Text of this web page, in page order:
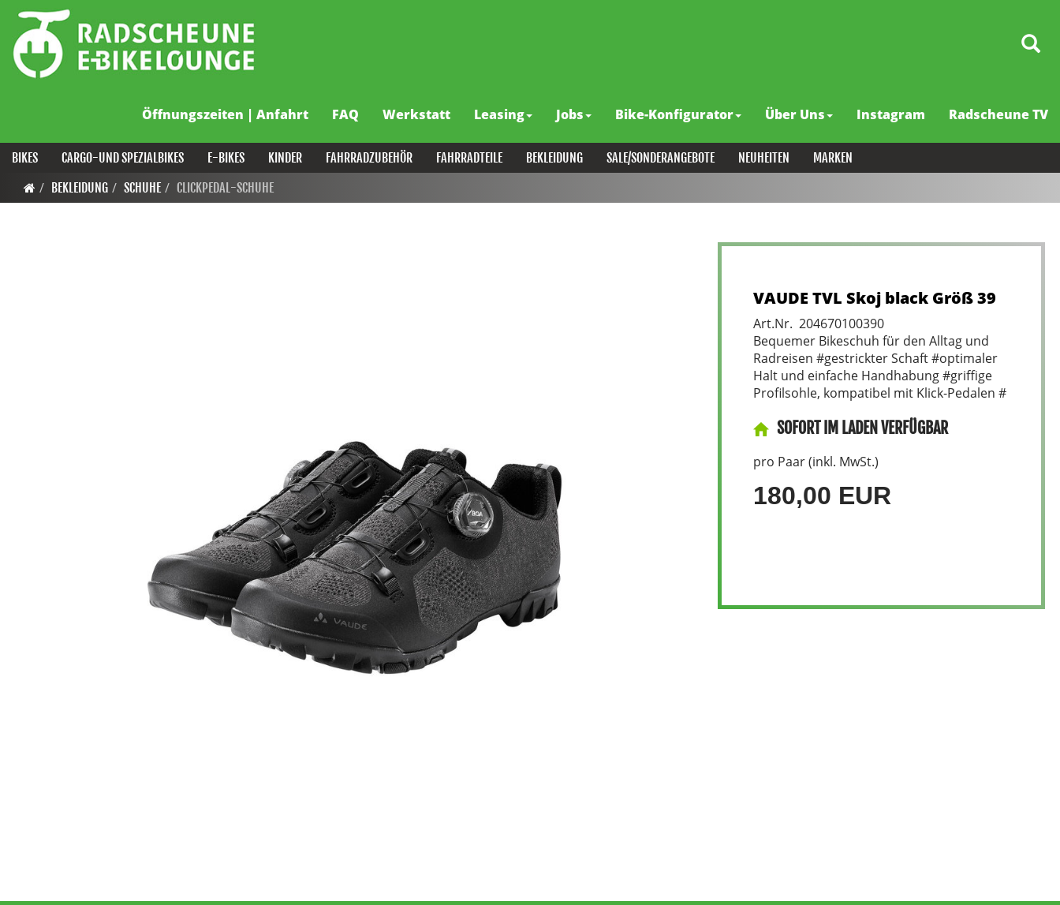
Öffnungszeiten | Anfahrt FAQ Werkstatt Leasing Jobs Bike-Konfigurator Über Uns Instagram Radscheune TV
BIKES CARGO-UND SPEZIALBIKES E-BIKES KINDER FAHRRADZUBEHÖR FAHRRADTEILE BEKLEIDUNG SALE/SONDERANGEBOTE NEUHEITEN
MARKEN
BEKLEIDUNG
SCHUHE CLICKPEDAL-SCHUHE
VAUDE TVL Skoj black Größ 39
Art.Nr. 204670100390
Bequemer Bikeschuh für den Alltag und
Radreisen #gestrickter Schaft #optimaler
Halt und einfache Handhabung #griffige
Profilsohle, kompatibel mit Klick-Pedalen #
SOFORT IM LADEN VERFÜGBAR
pro Paar (inkl. MwSt.)
180,00 EUR